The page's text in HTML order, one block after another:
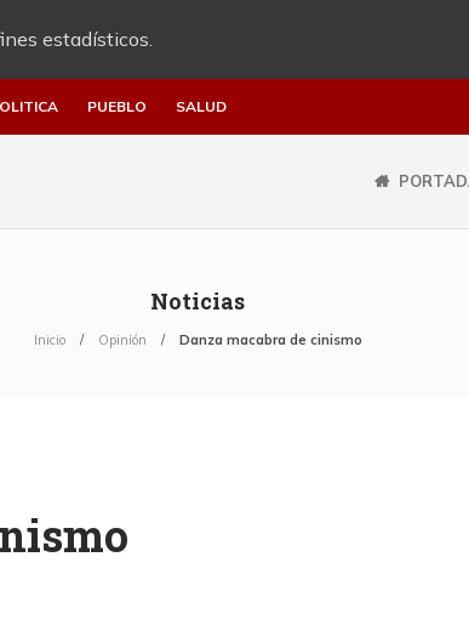
estadísticos.
PUEBLO SALUD
Noticias
Inicio Opinión Danza macabra de cinismo